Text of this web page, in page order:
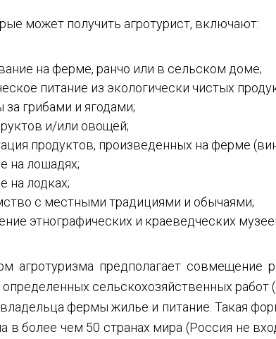
может получить агротурист, включают:
на ферме, ранчо или в сельском доме;
питание из экологически чистых
за грибами и ягодами;
и/или овощей;
продуктов, произведенных на ферме
на лошадях;
на лодках;
с местными традициями и обычаями;
этнографических и краеведческих
агротуризма предполагает
сельскохозяйственных
владельца фермы жилье и питание. Такая
в более чем 50 странах мира (Россия не